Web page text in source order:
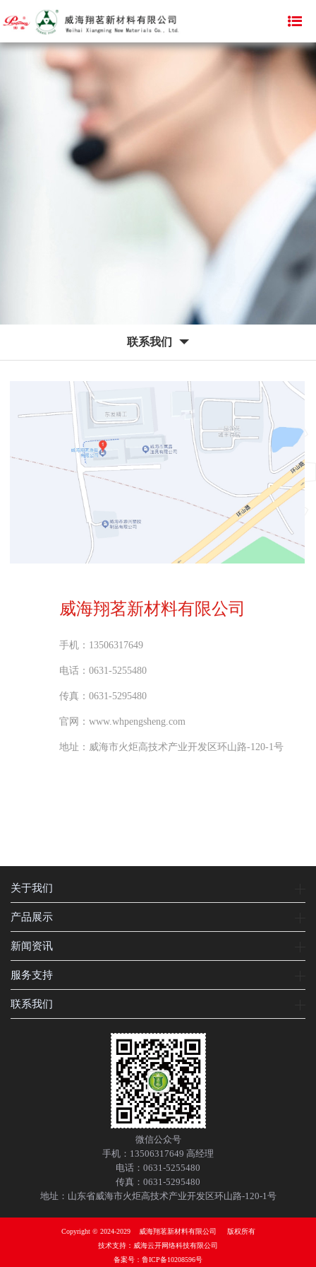
联系我们
威海翔茗新材料有限公司
手机： 13506317649
电话：0631-5255480
传真：0631-5295480
官网：www.whpengsheng.com
地址： 威海市火炬高技术产业开发区环山路-120-1号
关于我们
产品展示
新闻资讯
服务支持
联系我们
微信公众号
手机：13506317649 高经理
电话：0631-5255480
传真：0631-5295480
地址：山东省威海市火炬高技术产业开发区环山路-120-1号
Copyright © 2024-2029 威海翔茗新材料有限公司 版权所有
技术支持：威海云开网络科技有限公司
备案号： 鲁ICP备10208596号